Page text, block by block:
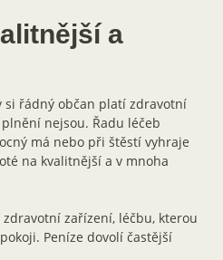
a
si řádný občan platí zdravotní
nejsou. Řadu léčeb
má nebo při štěstí vyhraje
na kvalitnější a v mnoha
zařízení, léčbu, kterou
Peníze dovolí častější